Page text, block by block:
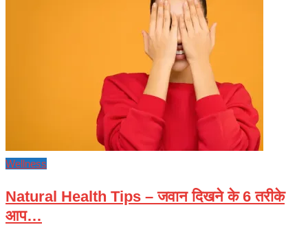
Wellness
Natural Health Tips – जवान दिखने के 6 तरीके
आप…